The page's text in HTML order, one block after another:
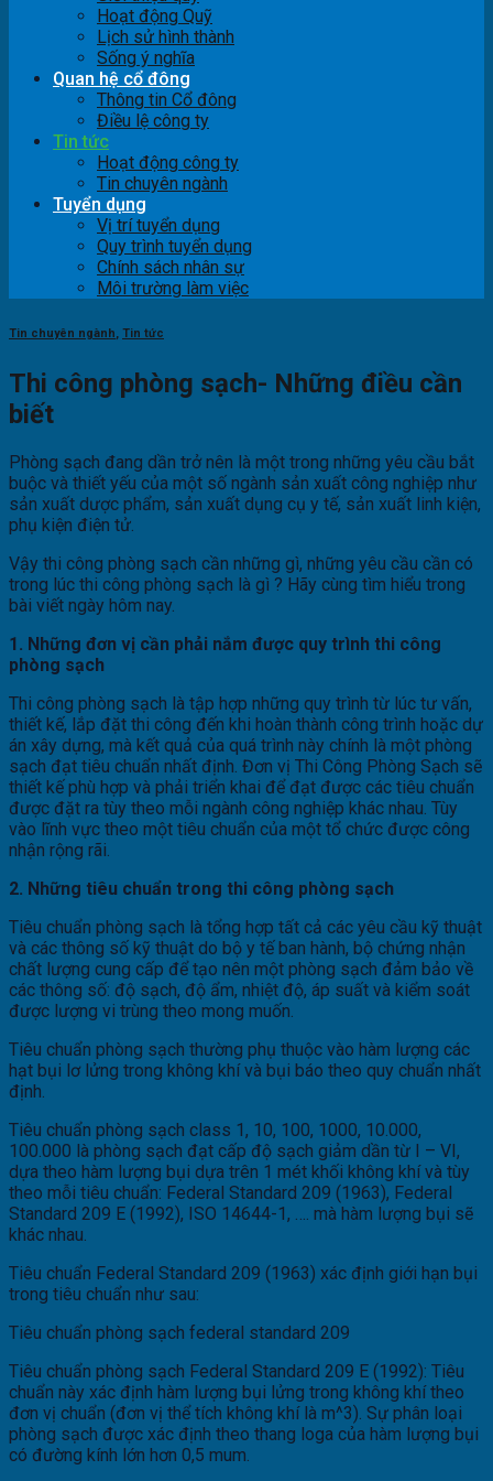
Hoạt động Quỹ
Lịch sử hình thành
Sống ý nghĩa
Quan hệ cổ đông
Thông tin Cổ đông
Điều lệ công ty
Tin tức
Hoạt động công ty
Tin chuyên ngành
Tuyển dụng
Vị trí tuyển dụng
Quy trình tuyển dụng
Chính sách nhân sự
Môi trường làm việc
Tin chuyên ngành, Tin tức
Thi công phòng sạch- Những điều cần
biết
Phòng sạch đang dần trở nên là một trong những yêu cầu bắt
buộc và thiết yếu của một số ngành sản xuất công nghiệp như
sản xuất dược phẩm, sản xuất dụng cụ y tế, sản xuất linh kiện,
phụ kiện điện tử.
Vậy thi công phòng sạch cần những gì, những yêu cầu cần có
trong lúc thi công phòng sạch là gì ? Hãy cùng tìm hiểu trong
bài viết ngày hôm nay.
1. Những đơn vị cần phải nắm được quy trình thi công
phòng sạch
Thi công phòng sạch là tập hợp những quy trình từ lúc tư vấn,
thiết kế, lắp đặt thi công đến khi hoàn thành công trình hoặc dự
án xây dựng, mà kết quả của quá trình này chính là một phòng
sạch đạt tiêu chuẩn nhất định. Đơn vị Thi Công Phòng Sạch sẽ
thiết kế phù hợp và phải triển khai để đạt được các tiêu chuẩn
được đặt ra tùy theo mỗi ngành công nghiệp khác nhau. Tùy
vào lĩnh vực theo một tiêu chuẩn của một tổ chức được công
nhận rộng rãi.
2. Những tiêu chuẩn trong thi công phòng sạch
Tiêu chuẩn phòng sạch là tổng hợp tất cả các yêu cầu kỹ thuật
và các thông số kỹ thuật do bộ y tế ban hành, bộ chứng nhận
chất lượng cung cấp để tạo nên một phòng sạch đảm bảo về
các thông số: độ sạch, độ ẩm, nhiệt độ, áp suất và kiểm soát
được lượng vi trùng theo mong muốn.
Tiêu chuẩn phòng sạch thường phụ thuộc vào hàm lượng các
hạt bụi lơ lửng trong không khí và bụi báo theo quy chuẩn nhất
định.
Tiêu chuẩn phòng sạch class 1, 10, 100, 1000, 10.000,
100.000 là phòng sạch đạt cấp độ sạch giảm dần từ I – VI,
dựa theo hàm lượng bụi dựa trên 1 mét khối không khí và tùy
theo mỗi tiêu chuẩn: Federal Standard 209 (1963), Federal
Standard 209 E (1992), ISO 14644-1, …. mà hàm lượng bụi sẽ
khác nhau.
Tiêu chuẩn Federal Standard 209 (1963) xác định giới hạn bụi
trong tiêu chuẩn như sau:
Tiêu chuẩn phòng sạch federal standard 209
Tiêu chuẩn phòng sạch Federal Standard 209 E (1992): Tiêu
chuẩn này xác định hàm lượng bụi lửng trong không khí theo
đơn vị chuẩn (đơn vị thể tích không khí là m^3). Sự phân loại
phòng sạch được xác định theo thang loga của hàm lượng bụi
có đường kính lớn hơn 0,5 mum.